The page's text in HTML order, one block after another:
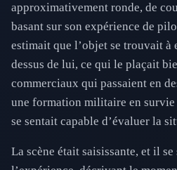
approximativement ronde, de
basant sur son expérience de
estimait que l’objet se trouvait à
dessus de lui, ce qui le plaçait
commerciaux qui passaient en
une formation militaire en
se sentait capable d’évaluer la
La scène était saisissante, et il